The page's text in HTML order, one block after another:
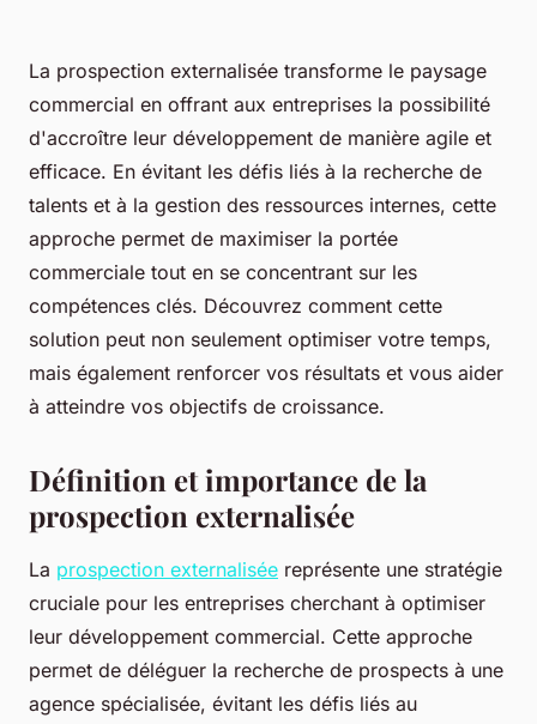
La prospection externalisée transforme le paysage
commercial en offrant aux entreprises la possibilité
d'accroître leur développement de manière agile et
efficace. En évitant les défis liés à la recherche de
talents et à la gestion des ressources internes, cette
approche permet de maximiser la portée
commerciale tout en se concentrant sur les
compétences clés. Découvrez comment cette
solution peut non seulement optimiser votre temps,
mais également renforcer vos résultats et vous aider
à atteindre vos objectifs de croissance.
Définition et importance de la
prospection externalisée
La prospection externalisée représente une stratégie
cruciale pour les entreprises cherchant à optimiser
leur développement commercial. Cette approche
permet de déléguer la recherche de prospects à une
agence spécialisée, évitant les défis liés au